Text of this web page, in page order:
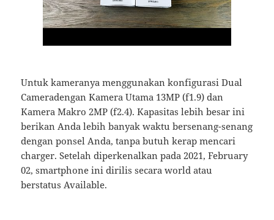
Untuk kameranya menggunakan konfigurasi Dual
Cameradengan Kamera Utama 13MP (f1.9) dan
Kamera Makro 2MP (f2.4). Kapasitas lebih besar ini
berikan Anda lebih banyak waktu bersenang-senang
dengan ponsel Anda, tanpa butuh kerap mencari
charger. Setelah diperkenalkan pada 2021, February
02, smartphone ini dirilis secara world atau
berstatus Available.